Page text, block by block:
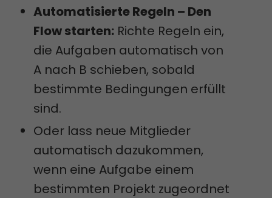
Automatisierte Regeln – Den
Flow starten: Richte Regeln ein,
die Aufgaben automatisch von
A nach B schieben, sobald
bestimmte Bedingungen erfüllt
sind.
Oder lass neue Mitglieder
automatisch dazukommen,
wenn eine Aufgabe einem
bestimmten Projekt zugeordnet